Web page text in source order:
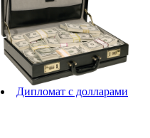
Дипломат с долларами